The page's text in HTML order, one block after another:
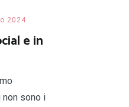
2024
e in
sono i